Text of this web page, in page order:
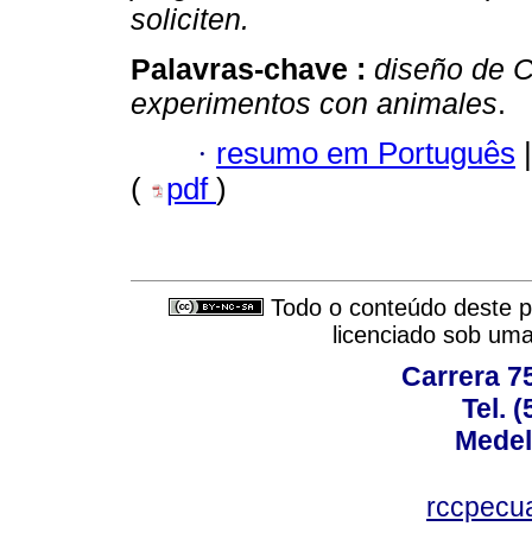
soliciten.
Palavras-chave : diseño de
experimentos con animales.
· resumo em Português
(
pdf )
Todo o conteúdo deste
licenciado sob
Carrera
Tel.